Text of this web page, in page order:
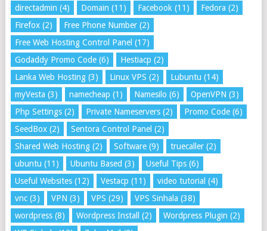
directadmin (4) Domain (11) Facebook (11) Fedora (2)
Firefox(2) Free Phone Number(2)
Free Web Hosting Control Panel (17)
Godaddy Promo Code(6) Hestiacp (2)
Lanka Web Hosting(3) Linux VPS (2) Lubuntu (14)
myVesta (3) namecheap (1) Namesilo (6) OpenVPN (3)
Php Settings(2) Private Nameservers(2) Promo Code(6)
SeedBox(2) Sentora Control Panel (2)
Shared Web Hosting(2) Software(9) truecaller(2)
ubuntu (11) Ubuntu Based (3) Useful Tips(6)
Useful Websites(12) Vestacp (11) video tutorial (4)
vnc(3) VPN (3) VPS (29) VPS Sinhala (38)
wordpress(8) Wordpress Install (2) Wordpress Plugin (2)